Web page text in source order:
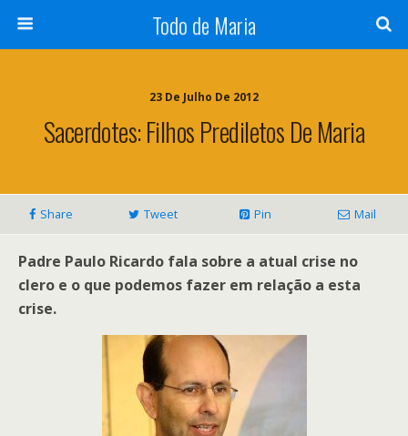
Todo de Maria
23 De Julho De 2012
Sacerdotes: Filhos Prediletos De Maria
Share Tweet Pin Mail
Padre Paulo Ricardo fala sobre a atual crise no
clero e o que podemos fazer em relação a esta
crise.